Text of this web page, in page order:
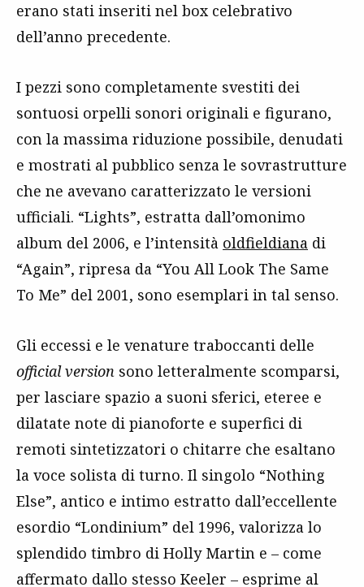
erano stati inseriti nel box celebrativo
dell’anno precedente.
I pezzi sono completamente svestiti dei
sontuosi orpelli sonori originali e figurano,
con la massima riduzione possibile, denudati
e mostrati al pubblico senza le sovrastrutture
che ne avevano caratterizzato le versioni
ufficiali. “Lights”, estratta dall’omonimo
album del 2006, e l’intensità oldfieldiana di
“Again”, ripresa da “You All Look The Same
To Me” del 2001, sono esemplari in tal senso.
Gli eccessi e le venature traboccanti delle
official version sono letteralmente scomparsi,
per lasciare spazio a suoni sferici, eteree e
dilatate note di pianoforte e superfici di
remoti sintetizzatori o chitarre che esaltano
la voce solista di turno. Il singolo “Nothing
Else”, antico e intimo estratto dall’eccellente
esordio “Londinium” del 1996, valorizza lo
splendido timbro di Holly Martin e – come
affermato dallo stesso Keeler – esprime al